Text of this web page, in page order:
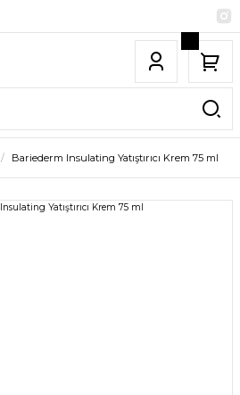
Bariederm Insulating Yatıştırıcı Krem 75 ml